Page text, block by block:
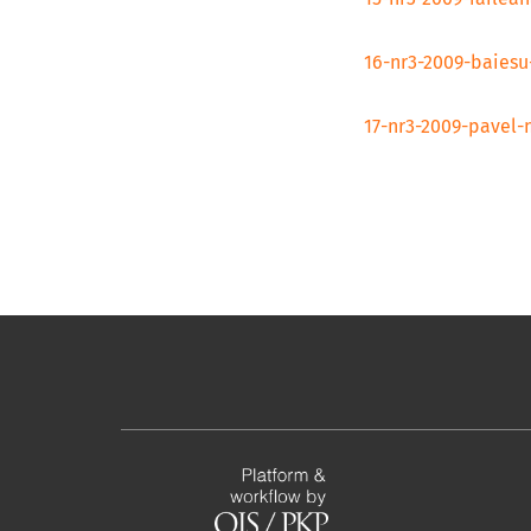
16-nr3-2009-
17-nr3-2009-